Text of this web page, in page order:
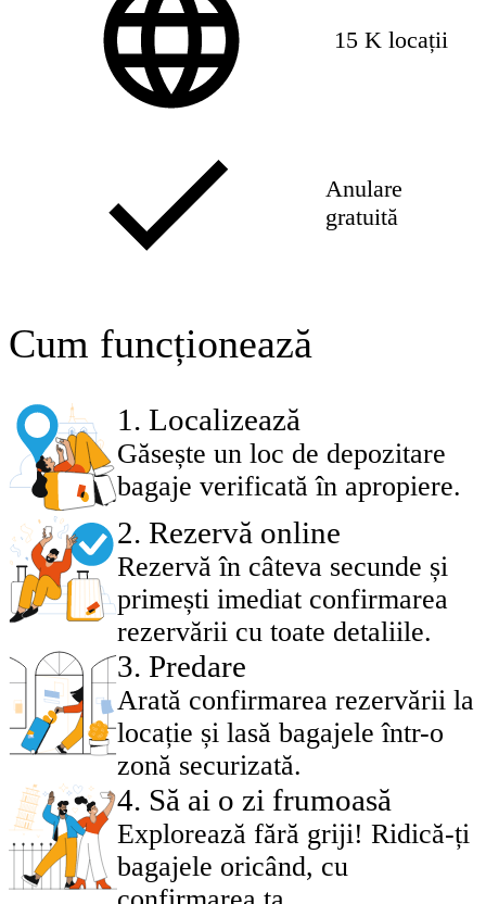
15 K locații
Anulare
gratuită
Cum funcționează
1 . Localizează
Găsește un loc de depozitare
bagaje verificată în apropiere.
2. Rezervă online
Rezervă în câteva secunde și
primești imediat confirmarea
rezervării cu toate detaliile.
3. Predare
Arată confirmarea rezervării la
locație și lasă bagajele într-o
zonă securizată.
4. Să ai o zi frumoasă
Explorează fără griji! Ridică-ți
bagajele oricând, cu